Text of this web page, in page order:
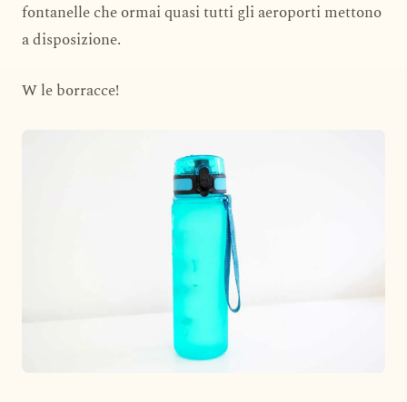
fontanelle che ormai quasi tutti gli aeroporti mettono
a disposizione.
W le borracce!